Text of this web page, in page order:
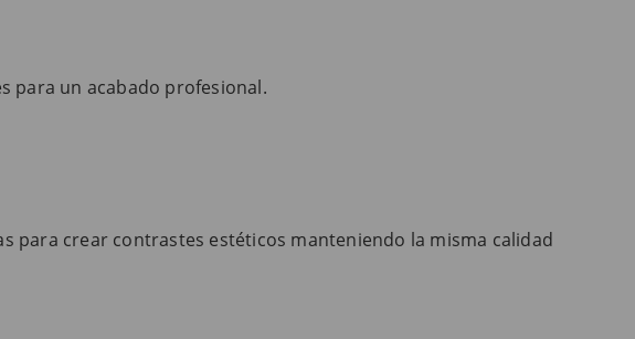
para un acabado profesional.
para crear contrastes estéticos manteniendo la misma calidad